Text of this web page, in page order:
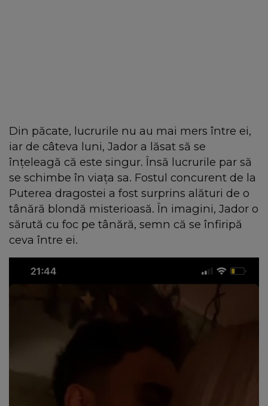
Din păcate, lucrurile nu au mai mers între ei,
iar de câteva luni, Jador a lăsat să se
înțeleagă că este singur. Însă lucrurile par să
se schimbe în viața sa. Fostul concurent de la
Puterea dragostei a fost surprins alături de o
tânără blondă misterioasă. În imagini, Jador o
sărută cu foc pe tânără, semn că se înfiripă
ceva între ei.